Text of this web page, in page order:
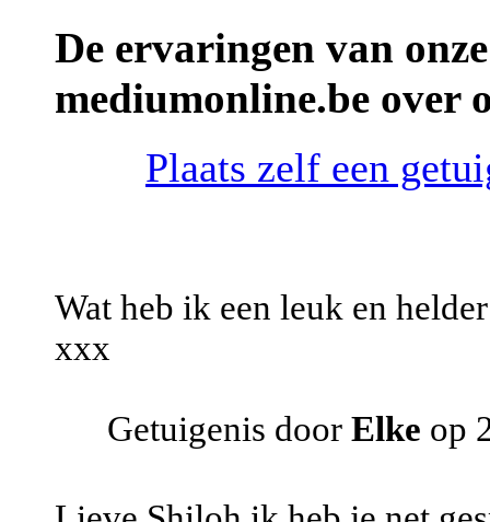
De ervaringen van
mediumonline.be over
Plaats zelf een
Wat heb ik een leuk en
xxx
Getuigenis door Elke op